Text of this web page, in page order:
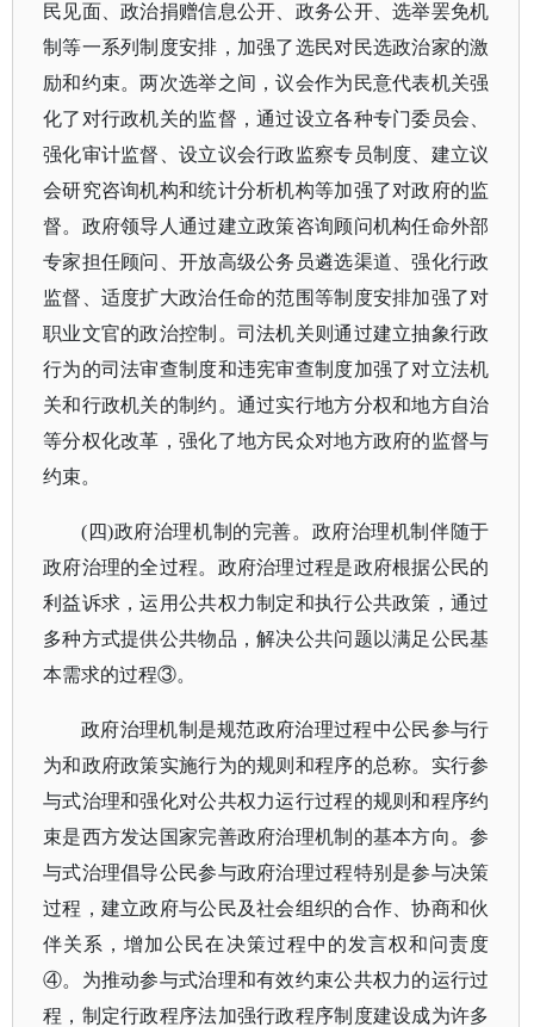
民见面、政治捐赠信息公开、政务公开、选举罢免机
制等一系列制度安排，加强了选民对民选政治家的激
励和约束。两次选举之间，议会作为民意代表机关强
化了对行政机关的监督，通过设立各种专门委员会、
强化审计监督、设立议会行政监察专员制度、建立议
会研究咨询机构和统计分析机构等加强了对政府的监
督。政府领导人通过建立政策咨询顾问机构任命外部
专家担任顾问、开放高级公务员遴选渠道、强化行政
监督、适度扩大政治任命的范围等制度安排加强了对
职业文官的政治控制。司法机关则通过建立抽象行政
行为的司法审查制度和违宪审查制度加强了对立法机
关和行政机关的制约。通过实行地方分权和地方自治
等分权化改革，强化了地方民众对地方政府的监督与
约束。
(四)政府治理机制的完善。政府治理机制伴随于
政府治理的全过程。政府治理过程是政府根据公民的
利益诉求，运用公共权力制定和执行公共政策，通过
多种方式提供公共物品，解决公共问题以满足公民基
本需求的过程③。
政府治理机制是规范政府治理过程中公民参与行
为和政府政策实施行为的规则和程序的总称。实行参
与式治理和强化对公共权力运行过程的规则和程序约
束是西方发达国家完善政府治理机制的基本方向。参
与式治理倡导公民参与政府治理过程特别是参与决策
过程，建立政府与公民及社会组织的合作、协商和伙
伴关系，增加公民在决策过程中的发言权和问责度
④。为推动参与式治理和有效约束公共权力的运行过
程，制定行政程序法加强行政程序制度建设成为许多